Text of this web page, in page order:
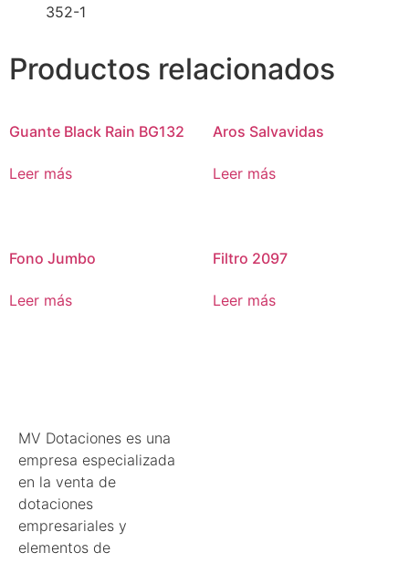
352-1
Productos relacionados
Guante Black Rain BG132
Leer más
Aros Salvavidas
Leer más
Fono Jumbo
Leer más
Filtro 2097
Leer más
MV Dotaciones es una
empresa especializada
en la venta de
dotaciones
empresariales y
elementos de